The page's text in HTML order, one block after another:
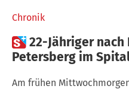
Chronik
22-Jähriger
Petersberg im
Am frühen